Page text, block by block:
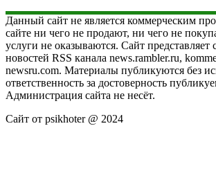
Данный сайт не является коммерческим
сайте ни чего не продают, ни чего не
услуги не оказываются. Сайт представляет
новостей RSS канала news.rambler.ru,
newsru.com. Материалы публикуются без
ответственность за достоверность
Администрация сайта не несёт.
Сайт от psikhoter @ 2024